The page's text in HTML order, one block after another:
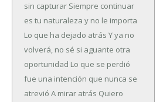
sin capturar Siempre continuar
es tu naturaleza y no le importa
Lo que ha dejado atrás Y ya no
volverá, no sé si aguante otra
oportunidad Lo que se perdió
fue una intención que nunca se
atrevió A mirar atrás Quiero